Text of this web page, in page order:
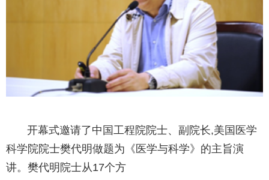
开幕式邀请了中国工程院院士、副院长,美国医学
科学院院士樊代明做题为《医学与科学》的主旨演
讲。樊代明院士从17个方